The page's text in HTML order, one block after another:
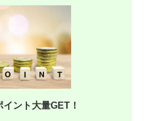
ント大量GET！